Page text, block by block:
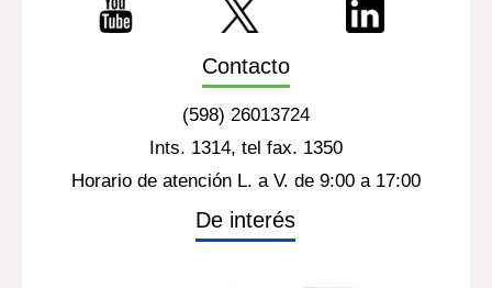
Contacto
(598) 26013724
Ints. 1314, tel fax. 1350
Horario de atención L. a V. de 9:00 a 17:00
De interés